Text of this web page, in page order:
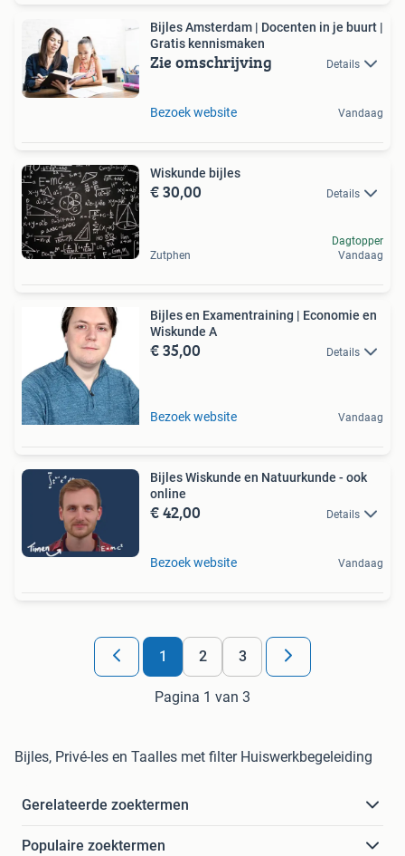
Bijles Amsterdam | Docenten in je buurt |
Gratis kennismaken
Zie omschrijving Details
Bezoek website Vandaag
Wiskunde bijles
€ 30,00 Details
Zutphen
Dagtopper
Vandaag
Bijles en Examentraining | Economie en
Wiskunde A
€ 35,00 Details
Bezoek website Vandaag
Bijles Wiskunde en Natuurkunde - ook
online
€ 42,00 Details
Bezoek website Vandaag
1 2 3
Pagina 1 van 3
Bijles, Privé-les en Taalles met filter Huiswerkbegeleiding
Gerelateerde zoektermen
Populaire zoektermen